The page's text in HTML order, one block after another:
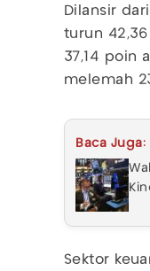
Dilansir dari
turun
37,14 poin
melemah
Baca Juga:
Sektor